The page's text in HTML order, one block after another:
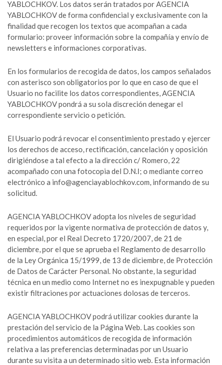
YABLOCHKOV. Los datos serán tratados por AGENCIA
YABLOCHKOV de forma confidencial y exclusivamente con la
finalidad que recogen los textos que acompañan a cada
formulario: proveer información sobre la compañía y envío de
newsletters e informaciones corporativas.
En los formularios de recogida de datos, los campos señalados
con asterisco son obligatorios por lo que en caso de que el
Usuario no facilite los datos correspondientes, AGENCIA
YABLOCHKOV pondrá a su sola discreción denegar el
correspondiente servicio o petición.
El Usuario podrá revocar el consentimiento prestado y ejercer
los derechos de acceso, rectificación, cancelación y oposición
dirigiéndose a tal efecto a la dirección c/ Romero, 22
acompañado con una fotocopia del D.N.I; o mediante correo
electrónico a info@agenciayablochkov.com, informando de su
solicitud.
AGENCIA YABLOCHKOV adopta los niveles de seguridad
requeridos por la vigente normativa de protección de datos y,
en especial, por el Real Decreto 1720/2007, de 21 de
diciembre, por el que se aprueba el Reglamento de desarrollo
de la Ley Orgánica 15/1999, de 13 de diciembre, de Protección
de Datos de Carácter Personal. No obstante, la seguridad
técnica en un medio como Internet no es inexpugnable y pueden
existir filtraciones por actuaciones dolosas de terceros.
AGENCIA YABLOCHKOV podrá utilizar cookies durante la
prestación del servicio de la Página Web. Las cookies son
procedimientos automáticos de recogida de información
relativa a las preferencias determinadas por un Usuario
durante su visita a un determinado sitio web. Esta información